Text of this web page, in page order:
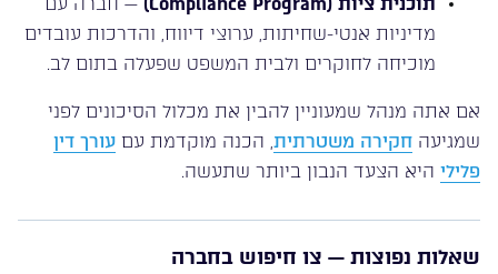
מדיניות אנטי-שחיתות, ערוצי דיווח, והדרכות עובדים
מוכיחה לחוקרים ולבית המשפט שפעלה בתום לב.
אם אתה מנהל שמעוניין להבין את מכלול הסיכונים לפני
שמגיעה חקירה משטרתית , הכנה מוקדמת עם עורך דין
פלילי היא הצעד הנבון ביותר שתעשה.
שאלות נפוצות — צו חיפוש בחברה